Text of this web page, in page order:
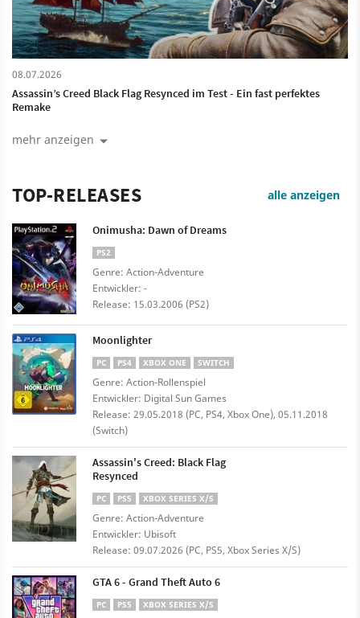
08.07.2026
Assassin’s Creed Black Flag Resynced im Test - Ein fast perfektes
Remake
mehr anzeigen
TOP-RELEASES alle anzeigen
Onimusha: Dawn of Dreams
PS2
Genre: Action-Adventure
Entwickler: -
Release: 15.03.2006 (PS2)
Moonlighter
PC PS4 XBOX ONE SWITCH
Genre: Action-Rollenspiel
Entwickler: Digital Sun Games
Release: 29.05.2018 (PC, PS4, Xbox One), 05.11.2018
(Switch)
Assassin's Creed: Black Flag
Resynced
PC PS5 XBOX SERIES X/S
Genre: Action-Adventure
Entwickler: Ubisoft
Release: 09.07.2026 (PC, PS5, Xbox Series X/S)
GTA 6 - Grand Theft Auto 6
PC PS5 XBOX SERIES X/S